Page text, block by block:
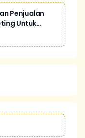
Penjualan
Untuk